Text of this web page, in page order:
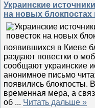
Украинские
на новых блокпостах
появившихся в Киеве
раздают повестки о
сообщают украинские
анонимное письмо
появились блокпосты.
временная мера, а
об ... Читать дальше »